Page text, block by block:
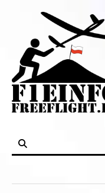
content